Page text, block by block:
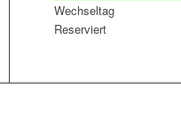
Wechseltag
Reserviert